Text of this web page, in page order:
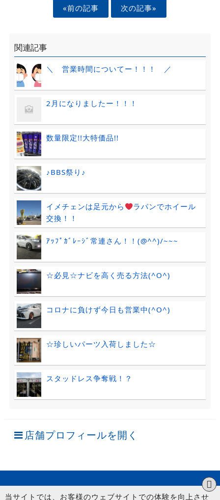
«前の記事 次の記事»
関連記事
＼ 営業時間についてー！！！ ／
2月になりましたー！！！
数量限定!!大特価品!!
♪BBS祭り♪
イメチェンは足元から
ラパンでホイール
交換！！
ｱｯﾌﾟｶﾞﾚｰｼﾞ常連さん！！(@^^)/~~~
☆必見☆ナビを高く売る方法(^O^)
コロナに負けず今日も営業中(^O^)
☆珍しいパーツ入荷しました☆
スタッドレス争奪戦！？
店舗プロフィールを開く
当サイトでは、お客様のウェブサイトでの体験を向上させ